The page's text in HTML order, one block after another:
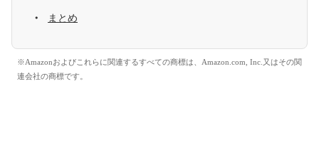
まとめ
※Amazonおよびこれらに関連するすべての商標は、Amazon.com, Inc.又はその関
連会社の商標です。